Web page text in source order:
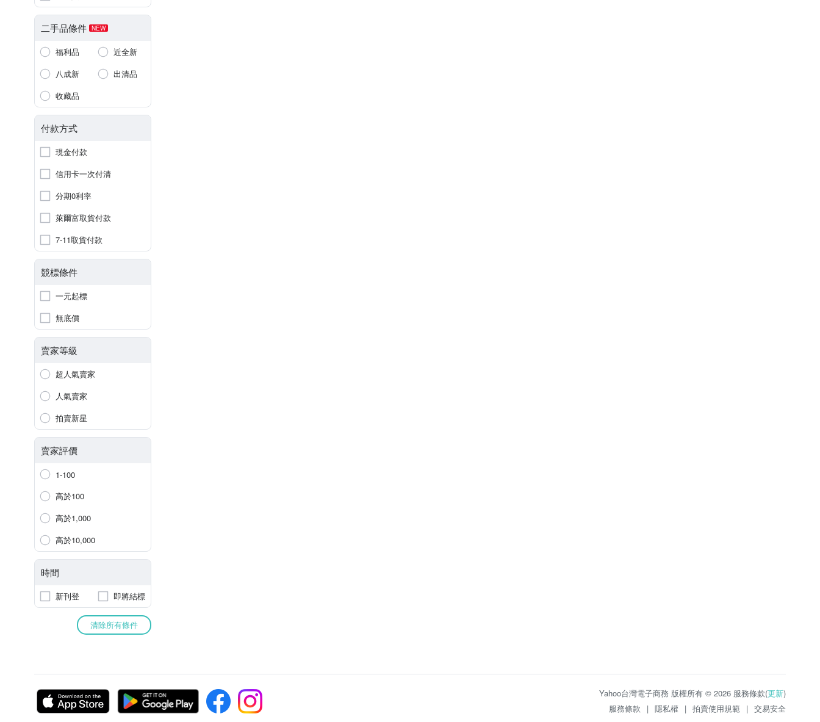
二手品條件 NEW
福利品
近全新
八成新
出清品
收藏品
付款方式
現金付款
信用卡一次付清
分期0利率
萊爾富取貨付款
7-11取貨付款
競標條件
一元起標
無底價
賣家等級
超人氣賣家
人氣賣家
拍賣新星
賣家評價
1-100
高於100
高於1,000
高於10,000
時間
新刊登 即將結標
清除所有條件
Yahoo台灣電子商務 版權所有 © 2026 服務條款(更新)
服務條款
| 隱私權 | 拍賣使用規範 | 交易安全